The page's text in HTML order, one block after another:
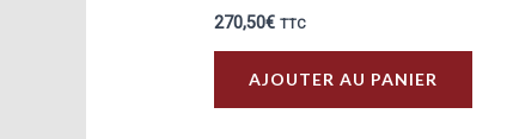
270,50€ TTC
AJOUTER AU PANIER